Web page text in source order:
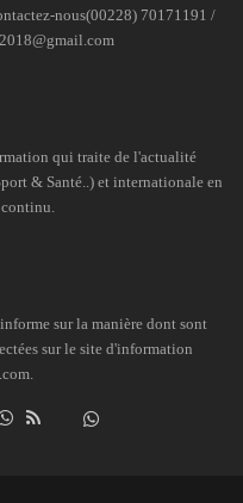
nous(00228) 70171191 /
qui traite de l'actualité
& Santé..) et internationale en
sur la manière dont sont
sur le site d'information
WhatsAppDailymotion